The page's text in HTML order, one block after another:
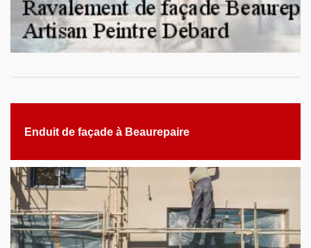
Enduit de façade à Beaurepaire